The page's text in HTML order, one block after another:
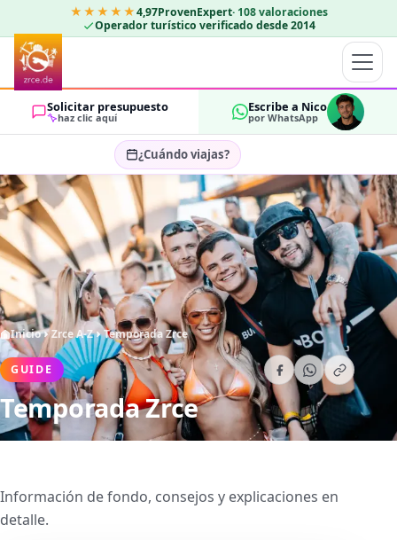
★★★★★4,97ProvenExpert· 108 valoraciones
Operador turístico verificado desde 2014
Solicitar presupuesto
haz clic aquí
Escribe a Nico
por WhatsApp
¿Cuándo viajas?
Seleccionar fechas…
HUÉSPEDES
2 OK
Inicio Zrce A-Z Temporada Zrce
GUIDE
Temporada Zrce
Información de fondo, consejos y explicaciones en
detalle.